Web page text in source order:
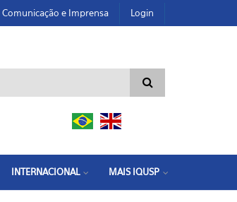
Comunicação e Imprensa Login
de busca
INTERNACIONAL MAIS IQUSP